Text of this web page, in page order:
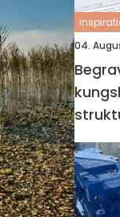
04.
en